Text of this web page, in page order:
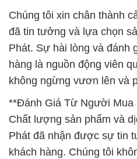
Chúng tôi xin chân thành
đã tin tưởng và lựa chọn
Phát. Sự hài lòng và đánh
hàng là nguồn động viên
không ngừng vươn lên và
**Đánh Giá Từ Người Mua
Chất lượng sản phẩm và
Phát đã nhận được sự tin
khách hàng. Chúng tôi